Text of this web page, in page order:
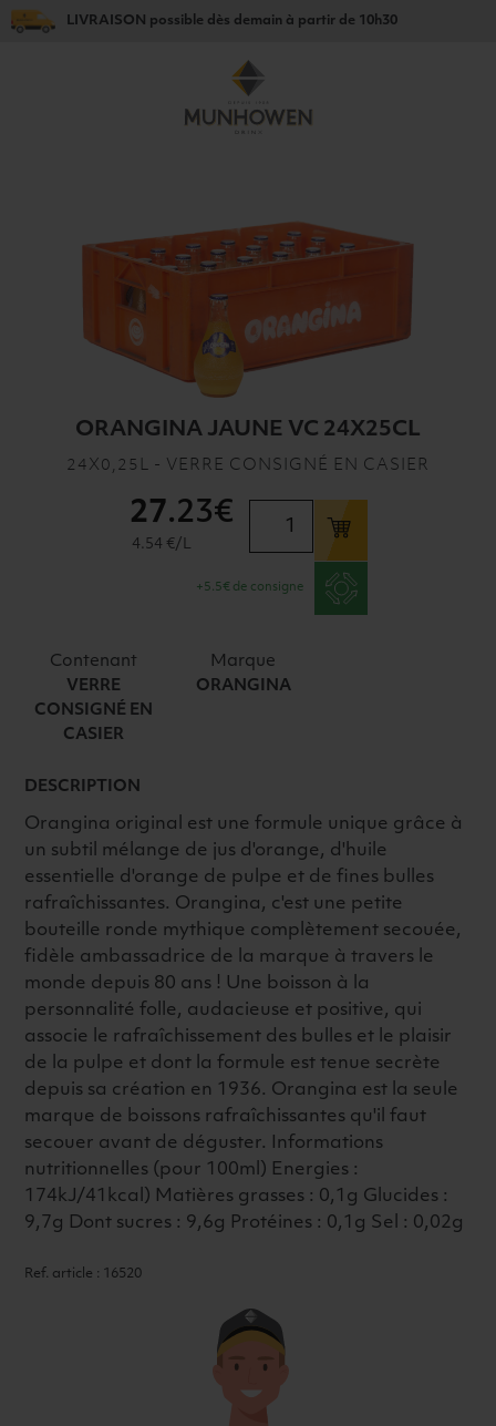
LIVRAISON possible dès demain à partir de 10h30
ORANGINA JAUNE VC 24X25CL
24X0,25L - VERRE CONSIGNÉ EN CASIER
ORANGINA
JAUNE
27.23€
4.54 €/L
+5.5€ de consigne
Contenant
VERRE
CONSIGNÉ EN
CASIER
Marque
ORANGINA
DESCRIPTION
Orangina original est une formule unique grâce à
un subtil mélange de jus d'orange, d'huile
essentielle d'orange de pulpe et de fines bulles
rafraîchissantes. Orangina, c'est une petite
bouteille ronde mythique complètement secouée,
fidèle ambassadrice de la marque à travers le
monde depuis 80 ans ! Une boisson à la
personnalité folle, audacieuse et positive, qui
associe le rafraîchissement des bulles et le plaisir
de la pulpe et dont la formule est tenue secrète
depuis sa création en 1936. Orangina est la seule
marque de boissons rafraîchissantes qu'il faut
secouer avant de déguster. Informations
nutritionnelles (pour 100ml) Energies :
174kJ/41kcal) Matières grasses : 0,1g Glucides :
9,7g Dont sucres : 9,6g Protéines : 0,1g Sel : 0,02g
Ref. article : 16520